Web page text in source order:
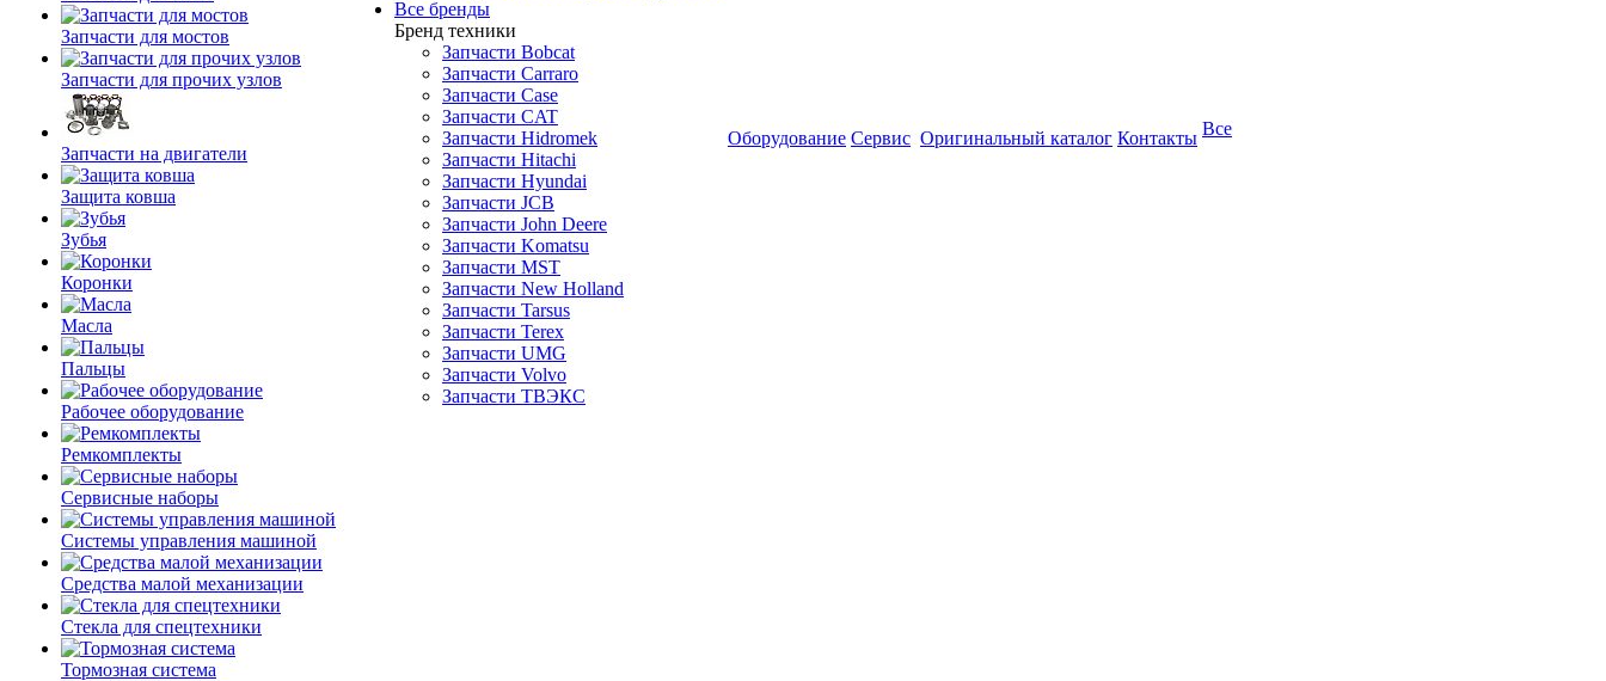
Запчасти для мостов
Запчасти для прочих узлов
Запчасти на двигатели
Защита ковша
Зубья
Коронки
Масла
Пальцы
Рабочее оборудование
Ремкомплекты
Сервисные наборы
Системы управления машиной
Средства малой механизации
Стекла для спецтехники
Тормозная система
Все бренды
Бренд техники
Запчасти Bobcat
Запчасти Carraro
Запчасти Case
Запчасти CAT
Запчасти Hidromek
Запчасти Hitachi
Запчасти Hyundai
Запчасти JCB
Запчасти John Deere
Запчасти Komatsu
Запчасти MST
Запчасти New Holland
Запчасти Tarsus
Запчасти Terex
Запчасти UMG
Запчасти Volvo
Запчасти ТВЭКС
Оборудование Сервис Оригинальный каталог Контакты Все